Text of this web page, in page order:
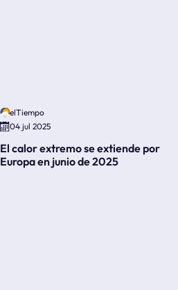
elTiempo
04 jul 2025
El calor extremo se extiende por
Europa en junio de 2025